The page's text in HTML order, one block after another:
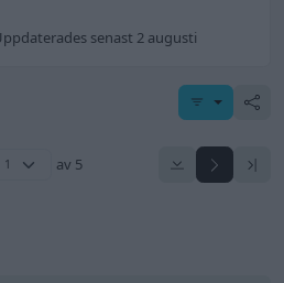
senast 2 augusti
av 5